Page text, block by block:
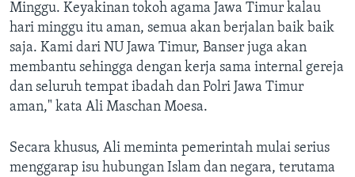
Minggu. Keyakinan tokoh agama Jawa Timur kalau
hari minggu itu aman, semua akan berjalan baik baik
saja. Kami dari NU Jawa Timur, Banser juga akan
membantu sehingga dengan kerja sama internal gereja
dan seluruh tempat ibadah dan Polri Jawa Timur
aman," kata Ali Maschan Moesa.
Secara khusus, Ali meminta pemerintah mulai serius
menggarap isu hubungan Islam dan negara, terutama